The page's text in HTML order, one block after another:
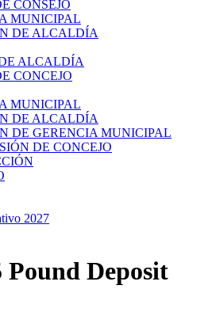
CONSEJO
MUNICIPAL
DE ALCALDÍA
ALCALDÍA
CONCEJO
MUNICIPAL
DE ALCALDÍA
DE GERENCIA MUNICIPAL
DE CONCEJO
2027
Pound Deposit